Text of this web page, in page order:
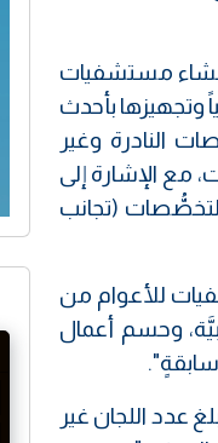
مستشفيات
وتجهيزها بأحدث
النادرة وغير
مع الإشارة إلى
2024 بلغ (19) مركزاً، وشملت التخصُّصات (تجانب
للأعوام من
وحسم أعمال
سابقةٍ".
بلغ عدد اللجان غير